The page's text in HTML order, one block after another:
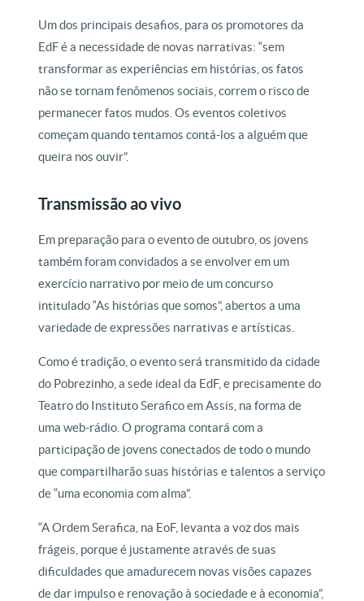
Um dos principais desafios, para os promotores da
EdF é a necessidade de novas narrativas: “sem
transformar as experiências em histórias, os fatos
não se tornam fenômenos sociais, correm o risco de
permanecer fatos mudos. Os eventos coletivos
começam quando tentamos contá-los a alguém que
queira nos ouvir”.
Transmissão ao vivo
Em preparação para o evento de outubro, os jovens
também foram convidados a se envolver em um
exercício narrativo por meio de um concurso
intitulado “As histórias que somos”, abertos a uma
variedade de expressões narrativas e artísticas.
Como é tradição, o evento será transmitido da cidade
do Pobrezinho, a sede ideal da EdF, e precisamente do
Teatro do Instituto Serafico em Assis, na forma de
uma web-rádio. O programa contará com a
participação de jovens conectados de todo o mundo
que compartilharão suas histórias e talentos a serviço
de “uma economia com alma”.
“A Ordem Serafica, na EoF, levanta a voz dos mais
frágeis, porque é justamente através de suas
dificuldades que amadurecem novas visões capazes
de dar impulso e renovação à sociedade e à economia”,